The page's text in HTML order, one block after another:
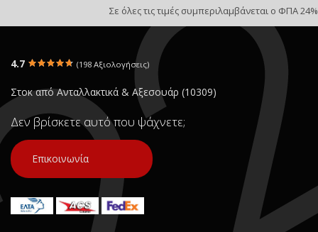
Σε όλες τις τιμές συμπεριλαμβάνεται ο ΦΠΑ 24%
4.7 (198 Αξιολογήσεις)
Στοκ από Ανταλλακτικά & Αξεσουάρ (10309)
Δεν βρίσκετε αυτό που ψάχνετε;
Επικοινωνία